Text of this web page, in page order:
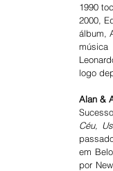
1990
2000,
álbum,
música
logo
Alan &
Céu,
em
por